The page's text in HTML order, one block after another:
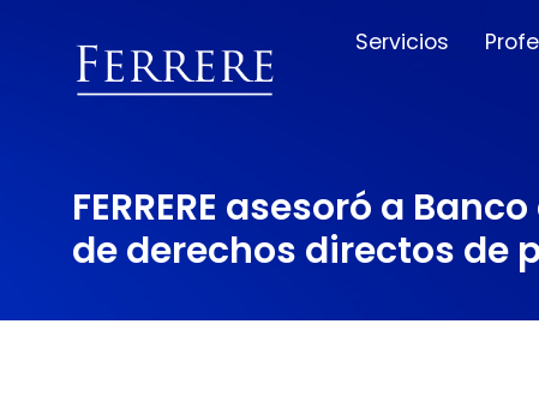
Servicios
FERRERE asesoró a
de derechos directos de